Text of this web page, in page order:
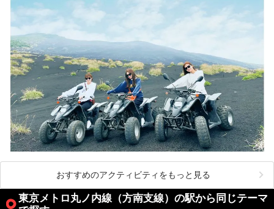
おすすめのアクティビティをもっと見る
東京メトロ丸ノ内線（方南支線）の駅から同じテーマ